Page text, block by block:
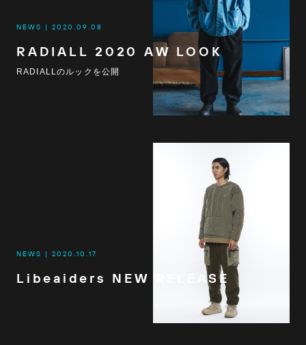
NEWS 2020.09.08
RADIALL 2020 AW LOOK
RADIALLのルックを公開
NEWS 2020.10.17
Libeaiders NEW RELEASE